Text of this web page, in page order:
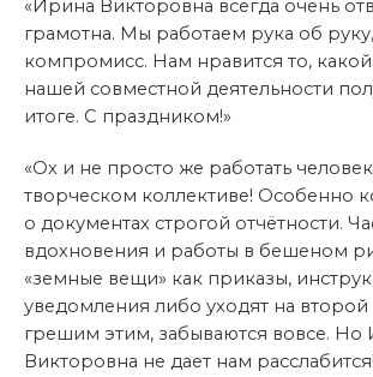
«Ирина Викторовна всегда очень
грамотна. Мы работаем рука об
компромисс. Нам нравится то, какой
нашей совместной деятельности
итоге. С праздником!»
«Ох и не просто же работать
творческом коллективе! Особенно
о документах строгой отчётности.
вдохновения и работы в бешеном
«земные вещи» как приказы,
уведомления либо уходят на второй
грешим этим, забываются вовсе. Но
Викторовна не дает нам